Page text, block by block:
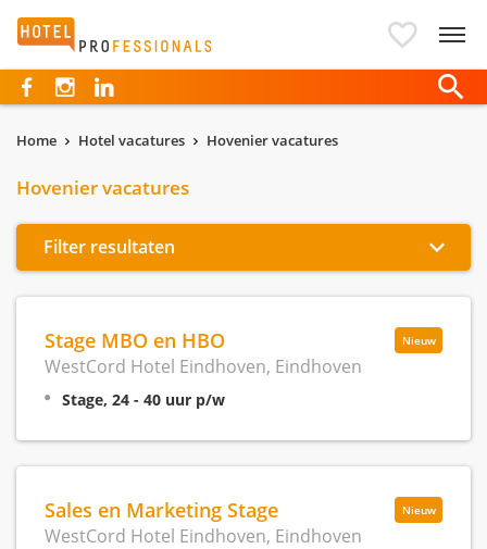
Hotelprofessionals
Home Hotel vacatures Hovenier vacatures
Hovenier vacatures
Filter resultaten
Nieuw
Stage MBO en HBO
WestCord Hotel Eindhoven, Eindhoven
Stage, 24 - 40 uur p/w
Nieuw
Sales en Marketing Stage
WestCord Hotel Eindhoven, Eindhoven